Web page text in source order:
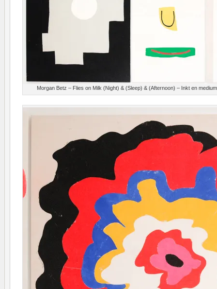
Morgan Betz – Flies on Milk (Night) & (Sleep) & (Afternoon) – Inkt en